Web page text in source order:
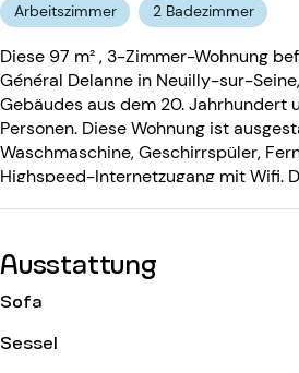
Arbeitszimmer 2 Badezimmer
Diese 97 m² , 3-Zimmer-Wohnung
Général Delanne in Neuilly-sur-
Gebäudes aus dem 20. Jahrhundert
Personen. Diese Wohnung ist
Waschmaschine, Geschirrspüler,
Highspeed-Internetzugang mit Wifi. Das Gebäude aus dem
Ausstattung
Sofa
Sessel